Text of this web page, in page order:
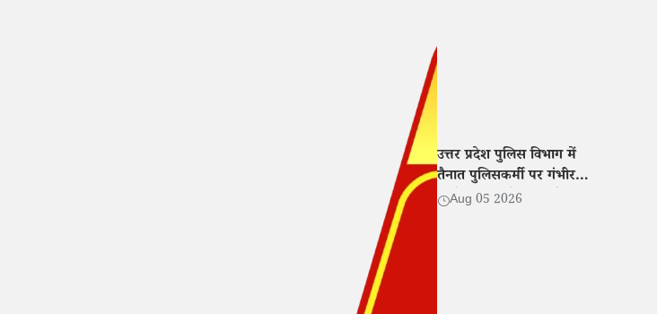
उत्तर प्रदेश पुलिस विभाग में
तैनात पुलिसकर्मी पर गंभीर
आरोप, पत्नी ने CM और DGP
Aug 05 2026